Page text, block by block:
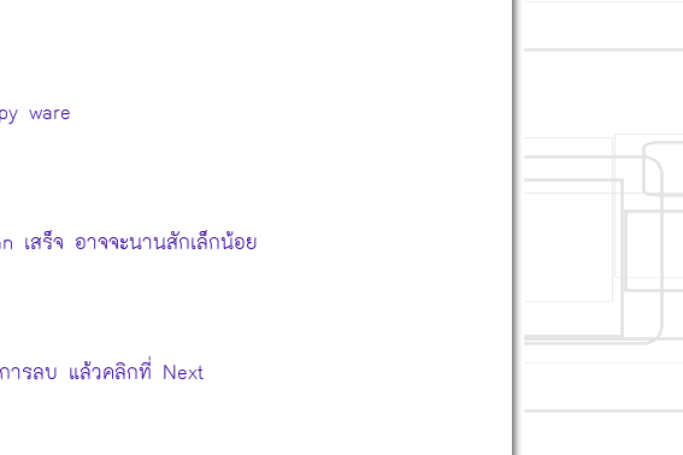
ware
เสร็จ อาจจะนานสักเล็กน้อย
ารลบ แล้วคลิกที่ Next